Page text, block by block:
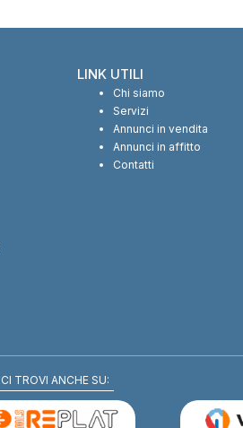
LINK UTILI
Chi siamo
Servizi
Annunci in vendita
Annunci in affitto
Contatti
CI TROVI ANCHE SU: